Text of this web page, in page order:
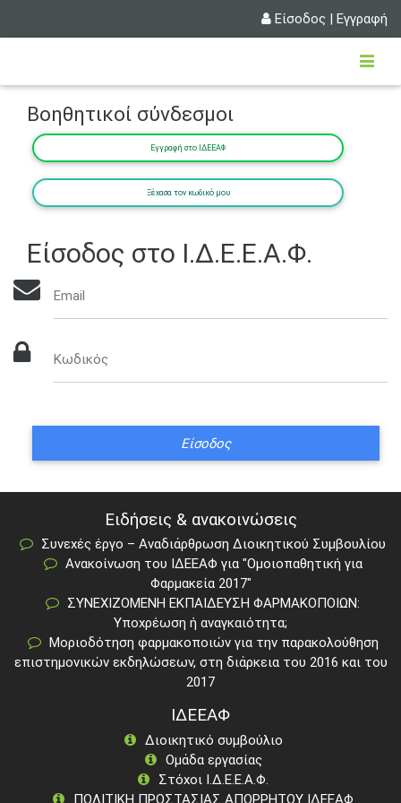
Είσοδος | Εγγραφή
Βοηθητικοί σύνδεσμοι
Εγγραφή στο ΙΔΕΕΑΦ
Ξέχασα τον κωδικό μου
Είσοδος στο Ι.Δ.Ε.Ε.Α.Φ.
Email
Κωδικός
Ειδήσεις & ανακοινώσεις
Συνεχές έργο – Αναδιάρθρωση Διοικητικού Συμβουλίου
Ανακοίνωση του ΙΔΕΕΑΦ για "Ομοιοπαθητική για
Φαρμακεία 2017"
ΣΥΝΕΧΙΖΟΜΕΝΗ ΕΚΠΑΙΔΕΥΣΗ ΦΑΡΜΑΚΟΠΟΙΩΝ:
Υποχρέωση ή αναγκαιότητα;
Μοριοδότηση φαρμακοποιών για την παρακολούθηση
επιστημονικών εκδηλώσεων, στη διάρκεια του 2016 και του
2017
ΙΔΕΕΑΦ
Διοικητικό συμβούλιο
Ομάδα εργασίας
Στόχοι Ι.Δ.Ε.Ε.Α.Φ.
ΠΟΛΙΤΙΚΗ ΠΡΟΣΤΑΣΙΑΣ ΑΠΟΡΡΗΤΟΥ ΙΔΕΕΑΦ